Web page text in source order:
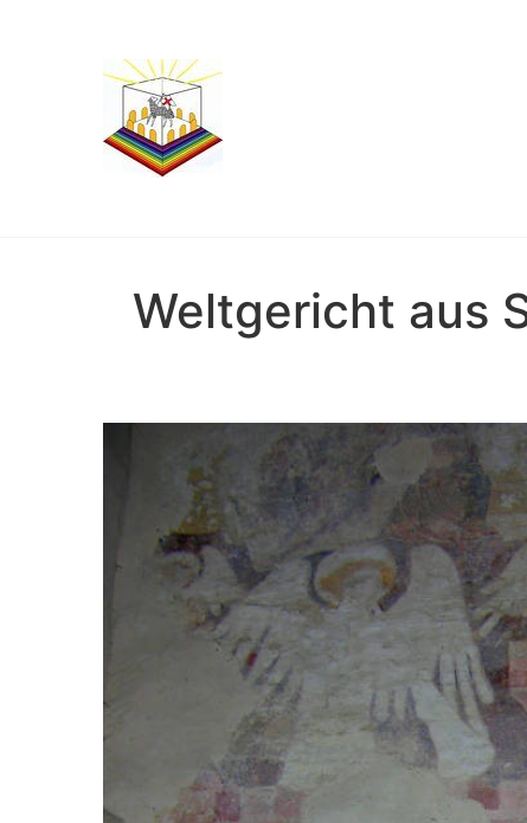
Weltgericht aus